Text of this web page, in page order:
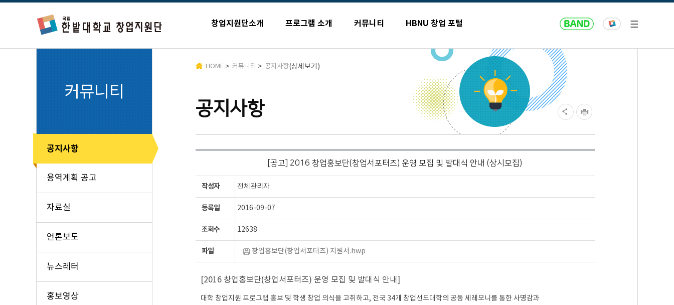
창업지원단소개 프로그램 소개 커뮤니티 HBNU 창업 포털
커뮤니티
공지사항
용역계획 공고
자료실
언론보도
뉴스레터
홍보영상
공지사항
HOME> 커뮤니티 > 공지사항(상세보기)
[공고] 2016 창업홍보단(창업서포터즈) 운영 모집 및 발대식 안내 (상시모집)
작성자 전체관리자
등록일 2016-09-07
조회수 12638
파일 창업홍보단(창업서포터즈) 지원서.hwp
[2016 창업홍보단(창업서포터즈) 운영 모집 및 발대식 안내]
대학 창업지원 프로그램 홍보 및 학생 창업 의식을 고취하고, 전국 34개 창업선도대학의 공동 세레모니를 통한 사명감과